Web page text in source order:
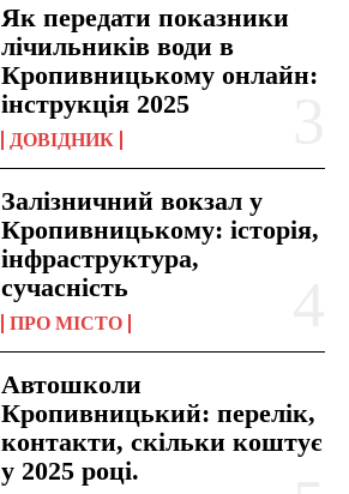
Як передати показники
лічильників води в
Кропивницькому онлайн:
інструкція 2025
ДОВІДНИК
Залізничний вокзал у
Кропивницькому: історія,
інфраструктура,
сучасність
ПРО МІСТО
Автошколи
Кропивницький: перелік,
контакти, скільки коштує
у 2025 році.